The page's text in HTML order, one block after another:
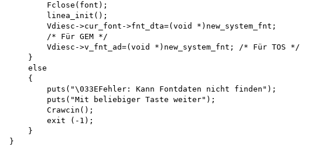
        Fclose(font);
        linea_init();
        Vdiesc->cur_font->fnt_dta=(void *)new_system_fnt;
        /* Für GEM */
        Vdiesc->v_fnt_ad=(void *)new_system_fnt; /* Für TOS */
    }
    else
    {
        puts("\033EFehler: Kann Fontdaten nicht finden");
        puts("Mit beliebiger Taste weiter");
        Crawcin();
        exit (-1);
    }